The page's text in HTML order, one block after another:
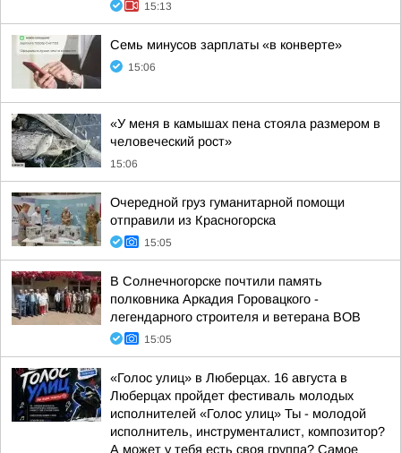
15:13
Семь минусов зарплаты «в конверте»
15:06
«У меня в камышах пена стояла размером в
человеческий рост»
15:06
Очередной груз гуманитарной помощи
отправили из Красногорска
15:05
В Солнечногорске почтили память
полковника Аркадия Горовацкого -
легендарного строителя и ветерана ВОВ
15:05
«Голос улиц» в Люберцах. 16 августа в
Люберцах пройдет фестиваль молодых
исполнителей «Голос улиц» Ты - молодой
исполнитель, инструменталист, композитор?
А может у тебя есть своя группа? Самое